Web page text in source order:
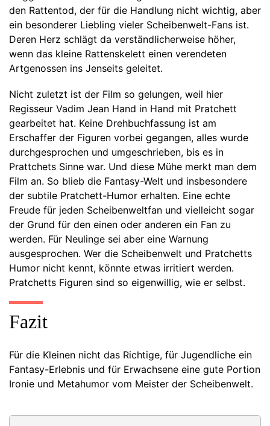
den Rattentod, der für die Handlung nicht wichtig, aber
ein besonderer Liebling vieler Scheibenwelt-Fans ist.
Deren Herz schlägt da verständlicherweise höher,
wenn das kleine Rattenskelett einen verendeten
Artgenossen ins Jenseits geleitet.
Nicht zuletzt ist der Film so gelungen, weil hier
Regisseur Vadim Jean Hand in Hand mit Pratchett
gearbeitet hat. Keine Drehbuchfassung ist am
Erschaffer der Figuren vorbei gegangen, alles wurde
durchgesprochen und umgeschrieben, bis es in
Prattchets Sinne war. Und diese Mühe merkt man dem
Film an. So blieb die Fantasy-Welt und insbesondere
der subtile Pratchett-Humor erhalten. Eine echte
Freude für jeden Scheibenweltfan und vielleicht sogar
der Grund für den einen oder anderen ein Fan zu
werden. Für Neulinge sei aber eine Warnung
ausgesprochen. Wer die Scheibenwelt und Pratchetts
Humor nicht kennt, könnte etwas irritiert werden.
Pratchetts Figuren sind so eigenwillig, wie er selbst.
Fazit
Für die Kleinen nicht das Richtige, für Jugendliche ein
Fantasy-Erlebnis und für Erwachsene eine gute Portion
Ironie und Metahumor vom Meister der Scheibenwelt.